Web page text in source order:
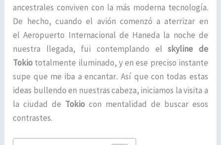
ancestrales conviven con la más moderna tecnología.
De hecho, cuando el avión comenzó a aterrizar en
el Aeropuerto Internacional de Haneda la noche de
nuestra llegada, fui contemplando elskyline de
Tokio totalmente iluminado, y en ese preciso instante
supe que me iba a encantar.. Así que con todas estas
ideas bullendo en nuestras cabeza, iniciamos la visita a
la ciudad de Tokio con mentalidad de buscar esos
contrastes.